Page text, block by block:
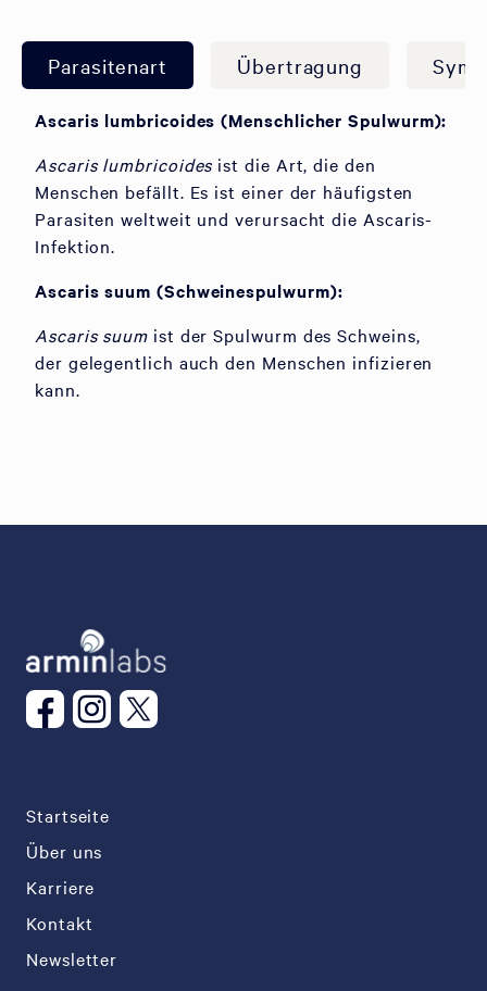
Parasitenart Übertragung
Ascaris lumbricoides (Menschlicher Spulwurm):
Ascaris lumbricoidesist die Art, die den
Menschen befällt. Es ist einer der häufigsten
Parasiten weltweit und verursacht die Ascaris-
Infektion.
Ascaris suum (Schweinespulwurm):
Ascaris suum ist der Spulwurm des Schweins,
der gelegentlich auch den Menschen infizieren
kann.
Startseite
Über uns
Karriere
Kontakt
Newsletter